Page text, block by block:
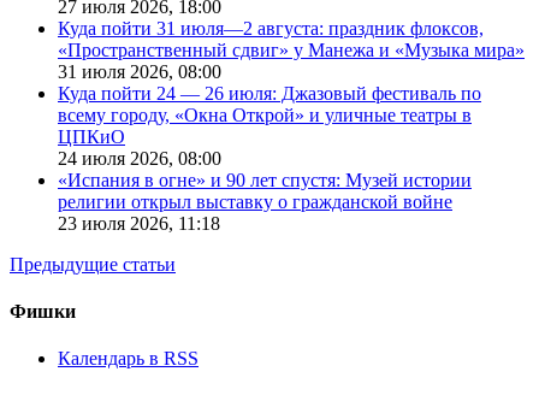
27 июля 2026, 18:00
Куда пойти 31 июля—2 августа: праздник флоксов,
«Пространственный сдвиг» у Манежа и «Музыка мира»
31 июля 2026, 08:00
Куда пойти 24 — 26 июля: Джазовый фестиваль по
всему городу, «Окна Открой» и уличные театры в
ЦПКиО
24 июля 2026, 08:00
«Испания в огне» и 90 лет спустя: Музей истории
религии открыл выставку о гражданской войне
23 июля 2026, 11:18
Предыдущие статьи
Фишки
Календарь в RSS